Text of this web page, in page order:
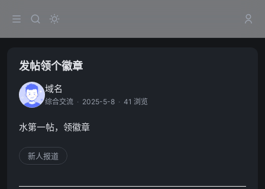
发帖领个徽章
域名
综合交流 · 2025-5-8 · 41 浏览
水第一帖，领徽章
新人报道